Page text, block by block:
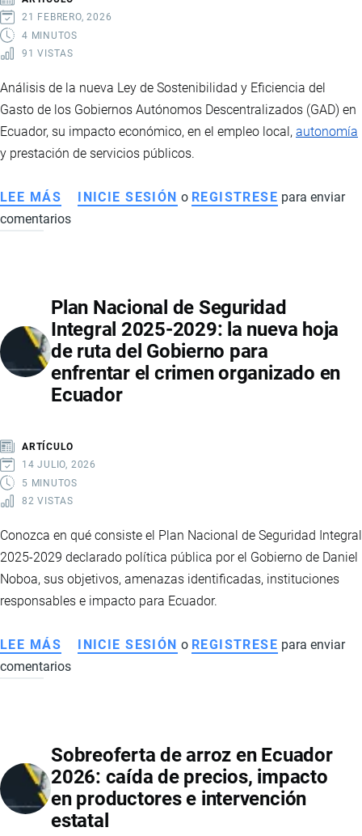
DEL
SECTOR
FLORÍCOLA
21 FEBRERO, 2026
4 MINUTOS
91 VISTAS
Análisis de la nueva Ley de Sostenibilidad y Eficiencia del
Gasto de los Gobiernos Autónomos Descentralizados (GAD) en
Ecuador, su impacto económico, en el empleo local, autonomía
y prestación de servicios públicos.
LEE MÁS SOBRE
REFORMA
ECUADOR:
IMPLICACIONES
ECONÓMICAS,
EMPLEO
Y
INICIE SESIÓN o REGISTRESE para enviar
comentarios
Plan Nacional de Seguridad
Integral 2025-2029: la nueva hoja
de ruta del Gobierno para
enfrentar el crimen organizado en
Ecuador
ARTÍCULO
14 JULIO, 2026
5 MINUTOS
82 VISTAS
Conozca en qué consiste el Plan Nacional de Seguridad Integral
2025-2029 declarado política pública por el Gobierno de Daniel
Noboa, sus objetivos, amenazas identificadas, instituciones
responsables e impacto para Ecuador.
LEE MÁS SOBRE
PLAN
INTEGRAL
2025-
2029:
LA
INICIE SESIÓN o REGISTRESE para enviar
comentarios
Sobreoferta de arroz en Ecuador
2026: caída de precios, impacto
en productores e intervención
estatal